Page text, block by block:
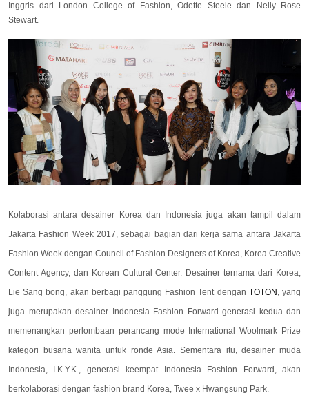
Inggris dari London College of Fashion, Odette Steele dan Nelly Rose
Stewart.
Kolaborasi antara desainer Korea dan Indonesia juga akan tampil dalam
Jakarta Fashion Week 2017, sebagai bagian dari kerja sama antara Jakarta
Fashion Week dengan Council of Fashion Designers of Korea, Korea Creative
Content Agency, dan Korean Cultural Center. Desainer ternama dari Korea,
Lie Sang bong, akan berbagi panggung Fashion Tent dengan TOTON , yang
juga merupakan desainer Indonesia Fashion Forward generasi kedua dan
memenangkan perlombaan perancang mode International Woolmark Prize
kategori busana wanita untuk ronde Asia. Sementara itu, desainer muda
Indonesia, I.K.Y.K., generasi keempat Indonesia Fashion Forward, akan
berkolaborasi dengan fashion brand Korea, Twee x Hwangsung Park.